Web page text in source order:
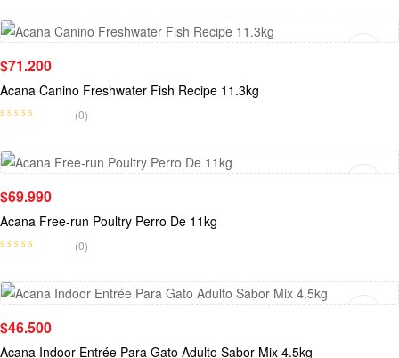
$71.200
Acana Canino Freshwater Fish Recipe 11.3kg
(0)
$69.990
Acana Free-run Poultry Perro De 11kg
(0)
$46.500
Acana Indoor Entrée Para Gato Adulto Sabor Mix 4.5kg